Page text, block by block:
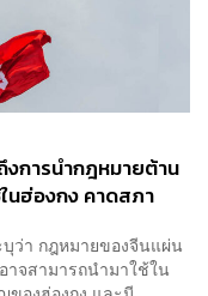
ารนำกฎหมายต้าน
นฮ่องกง คาดสภา
บุว่า กฎหมายของจีนแผ่น
จสามารถนำมาใช้ใน